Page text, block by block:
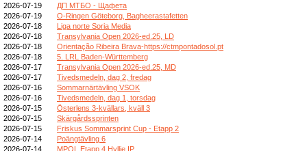
2026-07-19
ДП МТБО - Щафета
2026-07-19
O-Ringen Göteborg, Bagheerastafetten
2026-07-18
Liga norte Soria Media
2026-07-18
Transylvania Open 2026-ed.25, LD
2026-07-18
Orientação Ribeira Brava-https://ctmpontadosol.pt
2026-07-18
5. LRL Baden-Württemberg
2026-07-17
Transylvania Open 2026-ed.25, MD
2026-07-17
Tivedsmedeln, dag 2, fredag
2026-07-16
Sommarnärtävling VSOK
2026-07-16
Tivedsmedeln, dag 1, torsdag
2026-07-15
Österlens 3-kvällars, kväll 3
2026-07-15
Skärgårdssprinten
2026-07-15
Friskus Sommarsprint Cup - Etapp 2
2026-07-14
Poängtävling 6
2026-07-14
MPOL Etapp 4 Hyllie IP